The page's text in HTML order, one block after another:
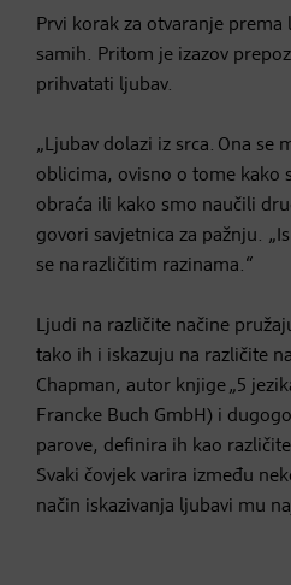
Prvi korak za otvaranje prema
samih. Pritom je izazov
prihvatati ljubav.
„Ljubav dolazi iz srca. Ona se
oblicima, ovisno o tome kako
obraća ili kako smo naučili
govori savjetnica za pažnju.
se na različitim razinama.“
Ljudi na različite načine
tako ih i iskazuju na različite
Chapman, autor knjige „5
Francke Buch GmbH) i
parove, definira ih kao
Svaki čovjek varira između
način iskazivanja ljubavi mu